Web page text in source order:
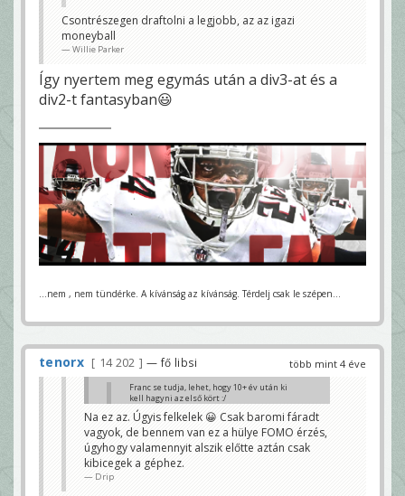
Csontrészegen draftolni a legjobb, az az igazi
moneyball
Willie Parker
Így nyertem meg egymás után a div3-at és a
div2-t fantasyban😃
...nem , nem tündérke. A kívánság az kívánság. Térdelj csak le szépen...
több mint 4 éve
tenorx 14 202 — fő libsi
Franc se tudja, lehet, hogy 10+ év után ki
kell hagyni az első kört :/
Drip
Miért?
Izgi lesz pedig.
Bazzani
Na ez az. Úgyis felkelek 😀 Csak baromi fáradt
vagyok, de bennem van ez a hülye FOMO érzés,
úgyhogy valamennyit alszik előtte aztán csak
kibicegek a géphez.
Drip